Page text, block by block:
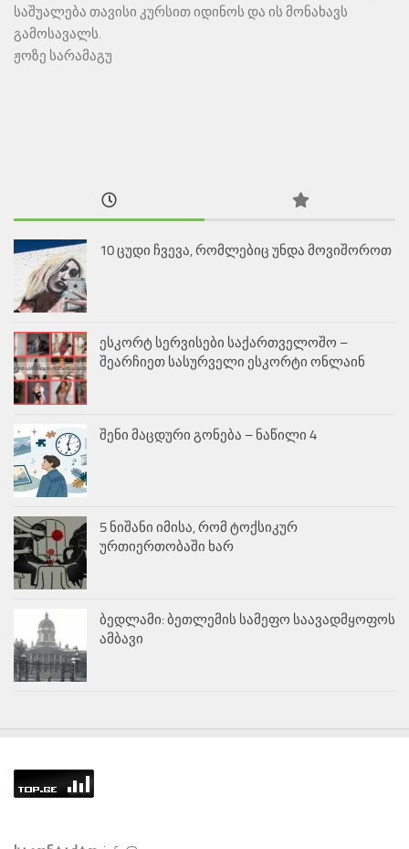
საშუალება თავისი კურსით იდინოს და ის მონახავს
გამოსავალს.
ჟოზე სარამაგუ
10 ცუდი ჩვევა, რომლებიც უნდა მოვიშოროთ
ესკორტ სერვისები საქართველოშო –
შეარჩიეთ სასურველი ესკორტი ონლაინ
შენი მაცდური გონება – ნაწილი 4
5 ნიშანი იმისა, რომ ტოქსიკურ
ურთიერთობაში ხარ
ბედლამი: ბეთლემის სამეფო საავადმყოფოს
ამბავი